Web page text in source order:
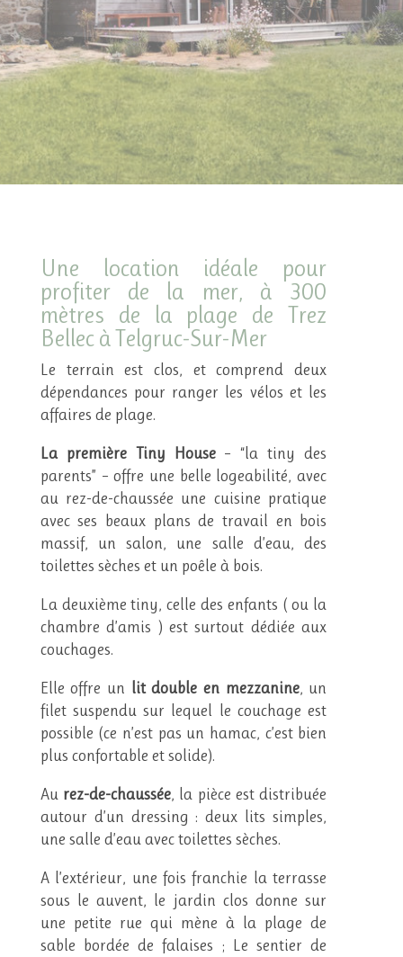
Une location idéale pour
profiter de la mer, à 300
mètres de la plage de Trez
Bellec à Telgruc-Sur-Mer
Le terrain est clos, et comprend deux
dépendances pour ranger les vélos et les
affaires de plage.
La première Tiny House– “la tiny des
parents” – offre une belle logeabilité, avec
au rez-de-chaussée une cuisine pratique
avec ses beaux plans de travail en bois
massif, un salon, une salle d’eau, des
toilettes sèches et un poêle à bois.
La deuxième tiny, celle des enfants ( ou la
chambre d’amis ) est surtout dédiée aux
couchages.
Elle offre un lit double en mezzanine, un
filet suspendu sur lequel le couchage est
possible (ce n’est pas un hamac, c’est bien
plus confortable et solide).
Au rez-de-chaussée, la pièce est distribuée
autour d’un dressing : deux lits simples,
une salle d’eau avec toilettes sèches.
A l’extérieur, une fois franchie la terrasse
sous le auvent, le jardin clos donne sur
une petite rue qui mène à la plage de
sable bordée de falaises ; Le sentier de